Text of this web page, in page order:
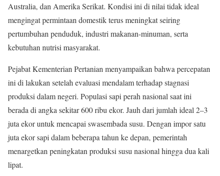
Australia, dan Amerika Serikat. Kondisi ini di nilai tidak ideal
mengingat permintaan domestik terus meningkat seiring
pertumbuhan penduduk, industri makanan-minuman, serta
kebutuhan nutrisi masyarakat.
Pejabat Kementerian Pertanian menyampaikan bahwa percepatan
ini di lakukan setelah evaluasi mendalam terhadap stagnasi
produksi dalam negeri. Populasi sapi perah nasional saat ini
berada di angka sekitar 600 ribu ekor. Jauh dari jumlah ideal 2–3
juta ekor untuk mencapai swasembada susu. Dengan impor satu
juta ekor sapi dalam beberapa tahun ke depan, pemerintah
menargetkan peningkatan produksi susu nasional hingga dua kali
lipat.